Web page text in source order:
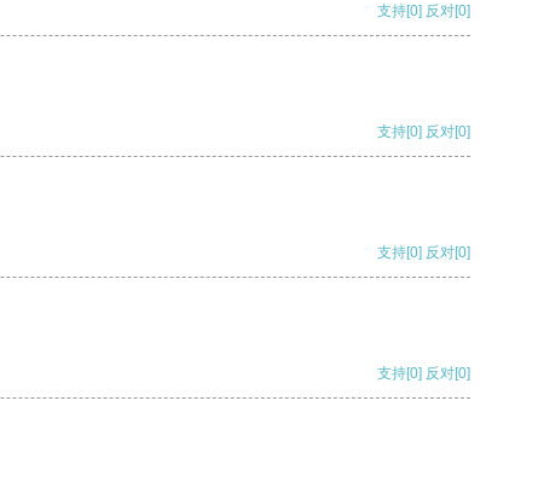
支持[0] 反对[0]
支持[0] 反对[0]
支持[0] 反对[0]
支持[0] 反对[0]